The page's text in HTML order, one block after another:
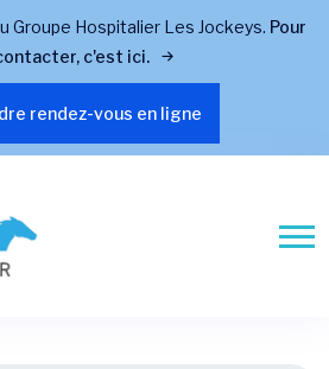
Groupe Hospitalier Les Jockeys. Pour
c'est ici.
rendez-vous en ligne